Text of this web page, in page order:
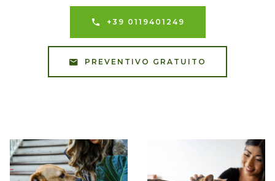
+39 0119401249
PREVENTIVO GRATUITO